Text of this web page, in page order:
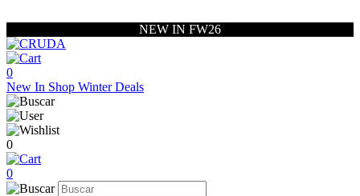
NEW IN FW26
0
New In Shop Winter Deals
0
0